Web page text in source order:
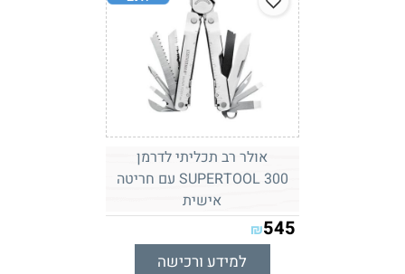
אולר רב תכליתי לדרמן
SUPERTOOL 300 עם חריטה
אישית
₪545
למידע ורכישה